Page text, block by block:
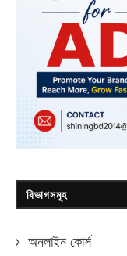
বিভাগসমূহ
অনলাইন কোর্স